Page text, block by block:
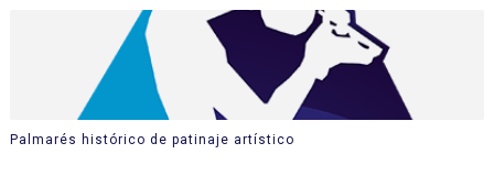
Palmarés histórico de patinaje artístico